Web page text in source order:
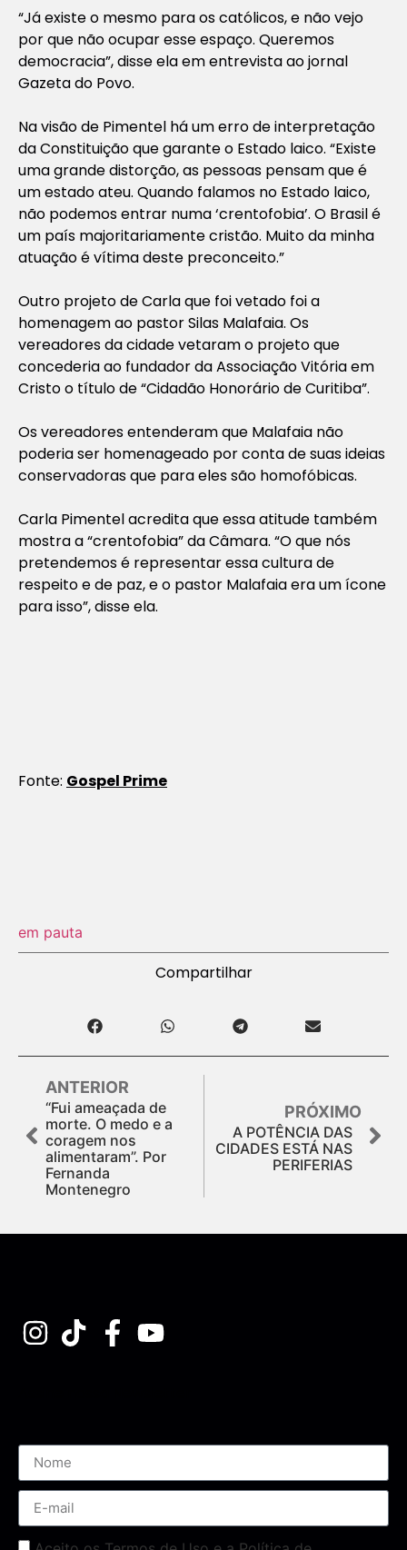
“Já existe o mesmo para os católicos, e não vejo
por que não ocupar esse espaço. Queremos
democracia”, disse ela em entrevista ao jornal
Gazeta do Povo.
Na visão de Pimentel há um erro de interpretação
da Constituição que garante o Estado laico. “Existe
uma grande distorção, as pessoas pensam que é
um estado ateu. Quando falamos no Estado laico,
não podemos entrar numa ‘crentofobia’. O Brasil é
um país majoritariamente cristão. Muito da minha
atuação é vítima deste preconceito.”
Outro projeto de Carla que foi vetado foi a
homenagem ao pastor Silas Malafaia. Os
vereadores da cidade vetaram o projeto que
concederia ao fundador da Associação Vitória em
Cristo o título de “Cidadão Honorário de Curitiba”.
Os vereadores entenderam que Malafaia não
poderia ser homenageado por conta de suas ideias
conservadoras que para eles são homofóbicas.
Carla Pimentel acredita que essa atitude também
mostra a “crentofobia” da Câmara. “O que nós
pretendemos é representar essa cultura de
respeito e de paz, e o pastor Malafaia era um ícone
para isso”, disse ela.
Fonte: Gospel Prime
em pauta
Compartilhar
ANTERIOR
“Fui ameaçada de
morte. O medo e a
coragem nos
alimentaram”. Por
Fernanda
Montenegro
PRÓXIMO
A POTÊNCIA DAS
CIDADES ESTÁ NAS
PERIFERIAS